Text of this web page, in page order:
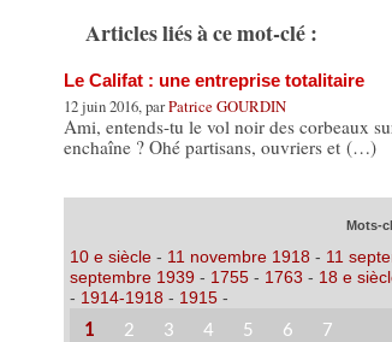
Articles liés à ce mot-clé :
Le Califat : une entreprise totalitaire
12 juin 2016, parPatrice GOURDIN
Ami, entends-tu le vol noir des corbeaux
enchaîne ? Ohé partisans, ouvriers et (…)
Mots-
10 e siècle - 11 novembre 1918 - 11
septembre 1939- 1755- 1763 - 18 e
- 1914-1918 - 1915-
1 2 3 4 5 6 7